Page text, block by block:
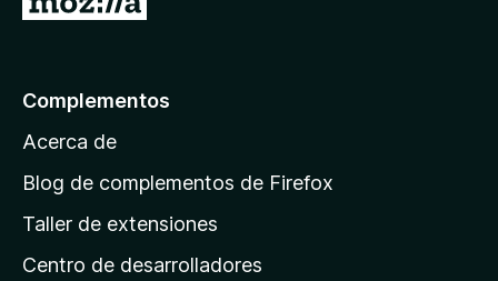
p
á
n
Complementos
Acerca de
Blog de complementos de Firefox
Taller de extensiones
Centro de desarrolladores